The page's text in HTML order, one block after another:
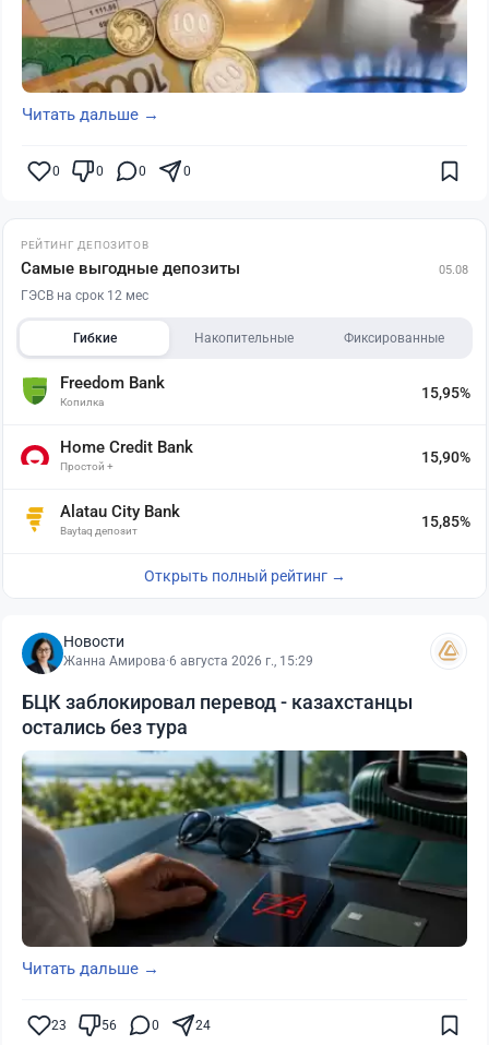
Читать дальше →
0 0 0 0
РЕЙТИНГ ДЕПОЗИТОВ
Самые выгодные депозиты 05.08
ГЭСВ на срок 12 мес
Гибкие Накопительные Фиксированные
Freedom Bank
Копилка
15,95%
Home Credit Bank
Простой +
15,90%
Alatau City Bank
Baytaq депозит
15,85%
Открыть полный рейтинг →
Новости
Жанна Амирова·6 августа 2026 г., 15:29
БЦК заблокировал перевод - казахстанцы
остались без тура
Читать дальше →
23 56 0 24